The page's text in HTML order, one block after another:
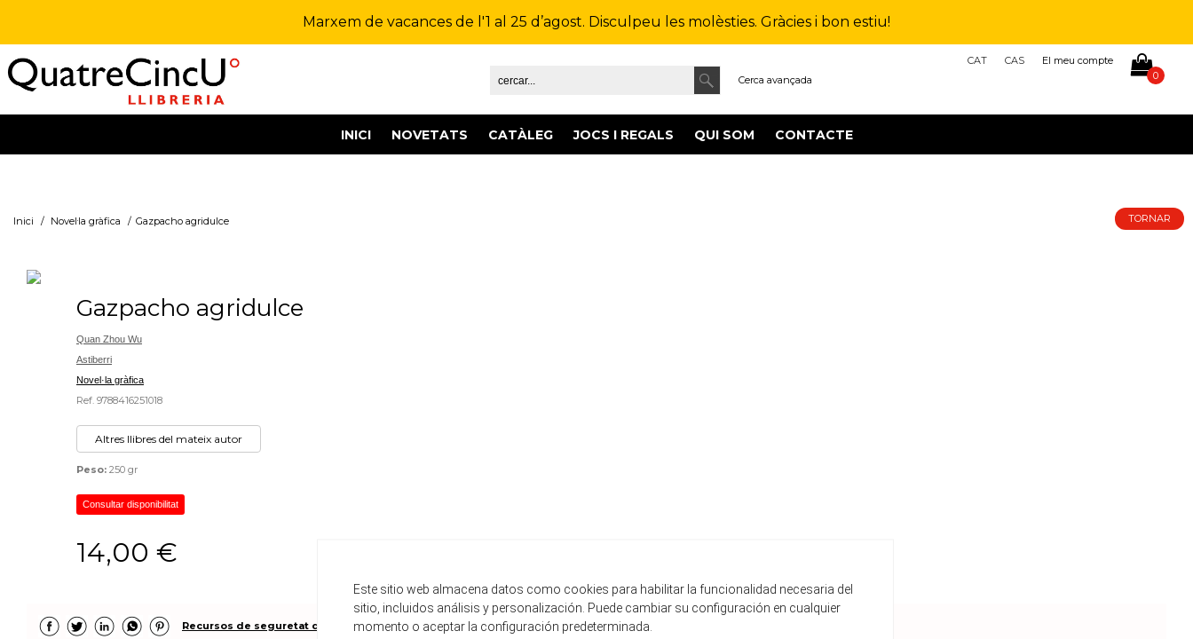
Marxem de vacances de l'1 al 25 d’agost. Disculpeu les molèsties. Gràcies i bon estiu!
CAT CAS
El meu compte
0
INICI NOVETATS CATÀLEG JOCS I REGALS QUI SOM CONTACTE
Cerca avançada
Inici / Novel·la gràfica / Gazpacho agridulce TORNAR
Gazpacho agridulce
Quan Zhou Wu
Astiberri
Novel·la gràfica
Ref. 9788416251018
Altres llibres del mateix autor
Peso: 250 gr
Consultar disponibilitat
14,00 €
Recursos de seguretat del producte
Este sitio web almacena datos como cookies para habilitar la funcionalidad necesaria del
sitio, incluidos análisis y personalización. Puede cambiar su configuración en cualquier
momento o aceptar la configuración predeterminada.